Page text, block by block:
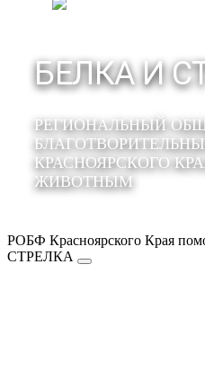
БЕЛКА И
РЕГИОНАЛЬНЫЙ
КРАСНОЯРСКОГО
ЖИВОТНЫМ
РОБФ Красноярского Края
СТРЕЛКА